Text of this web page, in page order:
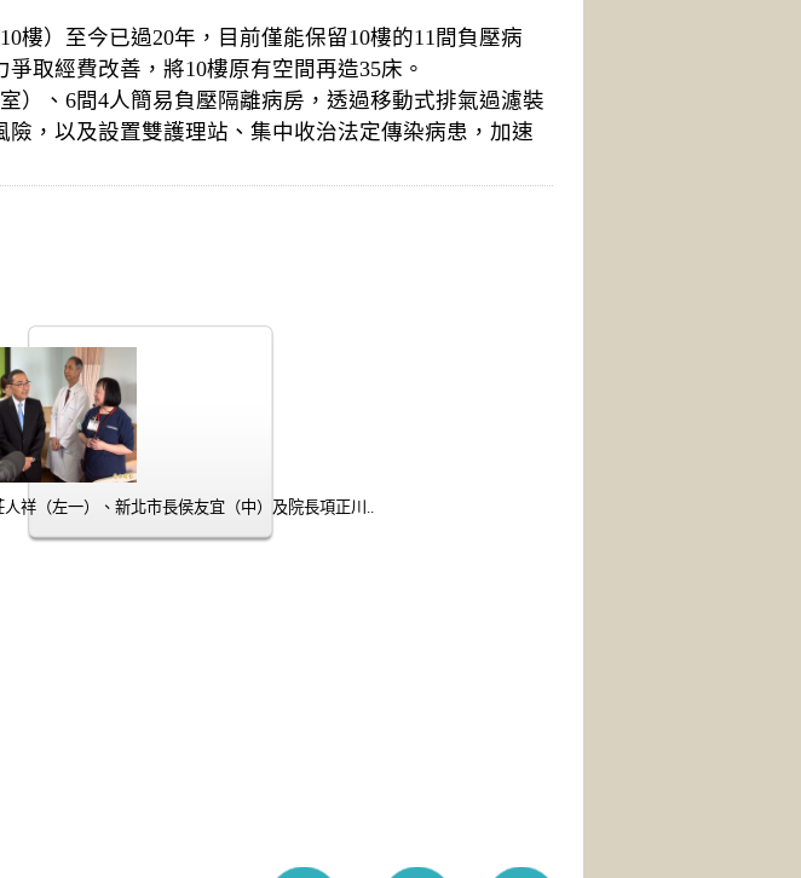
樓）至今已過20年，目前僅能保留10樓的11間負壓病
取經費改善，將10樓原有空間再造35床。
）、6間4人簡易負壓隔離病房，透過移動式排氣過濾裝
，以及設置雙護理站、集中收治法定傳染病患，加速
祥（左一）、新北市長侯友宜（中）及院長項正川..